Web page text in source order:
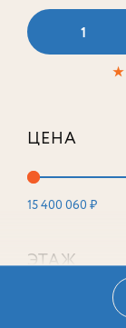
1
★
ЦЕНА
15 400 060 ₽
ЭТАЖ